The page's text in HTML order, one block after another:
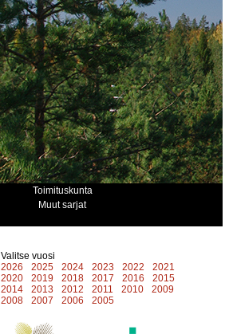
Toimituskunta
Muut sarjat
Valitse vuosi
2026
2025 2024 2023 2022
2021
2020
2019 2018 2017 2016
2015
2014
2013 2012 2011 2010
2009
2008
2007 2006 2005